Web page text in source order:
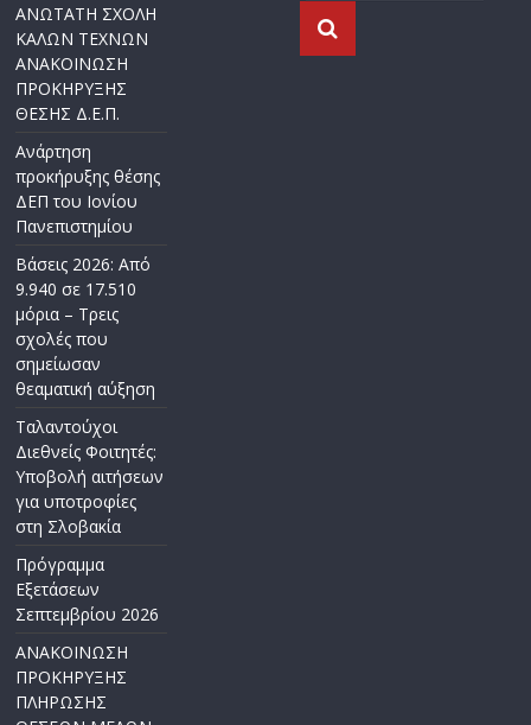
ΑΝΩΤΑΤΗ ΣΧΟΛΗ
ΚΑΛΩΝ ΤΕΧΝΩΝ
ΑΝΑΚΟΙΝΩΣΗ
ΠΡΟΚΗΡΥΞΗΣ
ΘΕΣΗΣ Δ.Ε.Π.
Ανάρτηση
προκήρυξης θέσης
ΔΕΠ του Ιονίου
Πανεπιστημίου
Βάσεις 2026: Από
9.940 σε 17.510
μόρια – Τρεις
σχολές που
σημείωσαν
θεαματική αύξηση
Ταλαντούχοι
Διεθνείς Φοιτητές:
Υποβολή αιτήσεων
για υποτροφίες
στη Σλοβακία
Πρόγραμμα
Εξετάσεων
Σεπτεμβρίου 2026
ΑΝΑΚΟΙΝΩΣΗ
ΠΡΟΚΗΡΥΞΗΣ
ΠΛΗΡΩΣΗΣ